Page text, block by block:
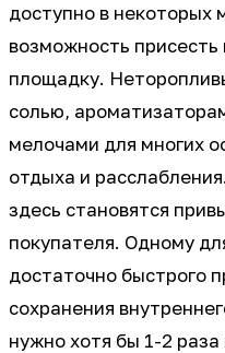
доступно в некоторых
возможность
площадку.
солью,
мелочами для многих
отдыха и
здесь становятся
покупателя. Одному
достаточно быстрого
сохранения
нужно хотя бы 1-2